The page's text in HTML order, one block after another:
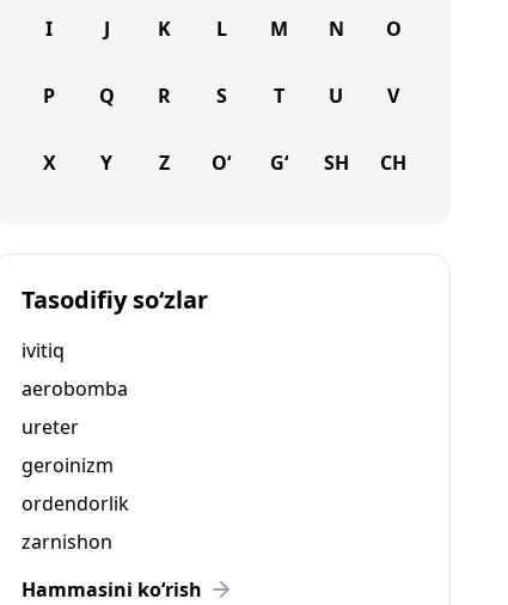
I J K L M N O
P Q R S T U V
X Y Z O‘ G‘ SH CH
Tasodifiy so‘zlar
ivitiq
aerobomba
ureter
geroinizm
ordendorlik
zarnishon
Hammasini ko‘rish